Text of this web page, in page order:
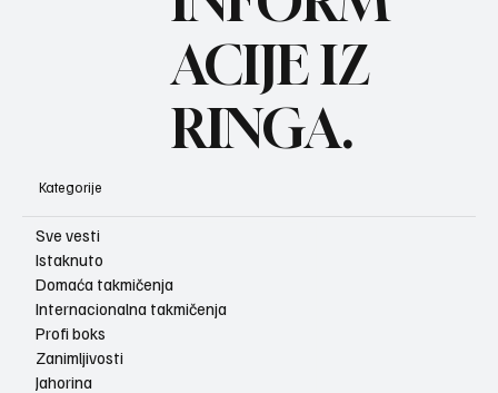
ACIJE IZ
RINGA.
Kategorije
Sve vesti
Istaknuto
Domaća takmičenja
Internacionalna takmičenja
Profi boks
Zanimljivosti
Jahorina